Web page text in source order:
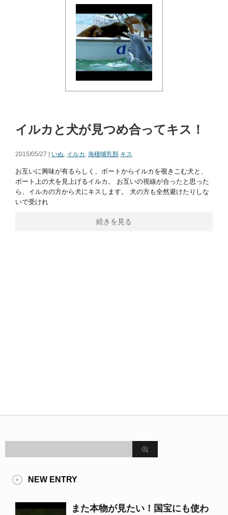
イルカと犬が見つめ合ってキス！
2015/05/27 | いぬ, イルカ , 海棲哺乳類 キス
お互いに興味が有るらしく、ボートからイルカを覗きこむ犬と、
ボート上の犬を見上げるイルカ。 お互いの視線が合ったと思った
ら、イルカの方から犬にキスします。 犬の方も全然避けたりしな
いで受けれ
続きを見る
NEW ENTRY
また本物が見たい！国宝にも使わ